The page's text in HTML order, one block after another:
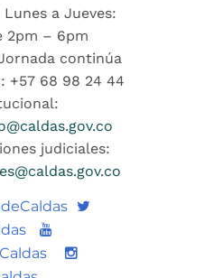
a Jueves:
2pm – 6pm
continúa
+57 68 98 24 44
judiciales:
Twitter
Youtube